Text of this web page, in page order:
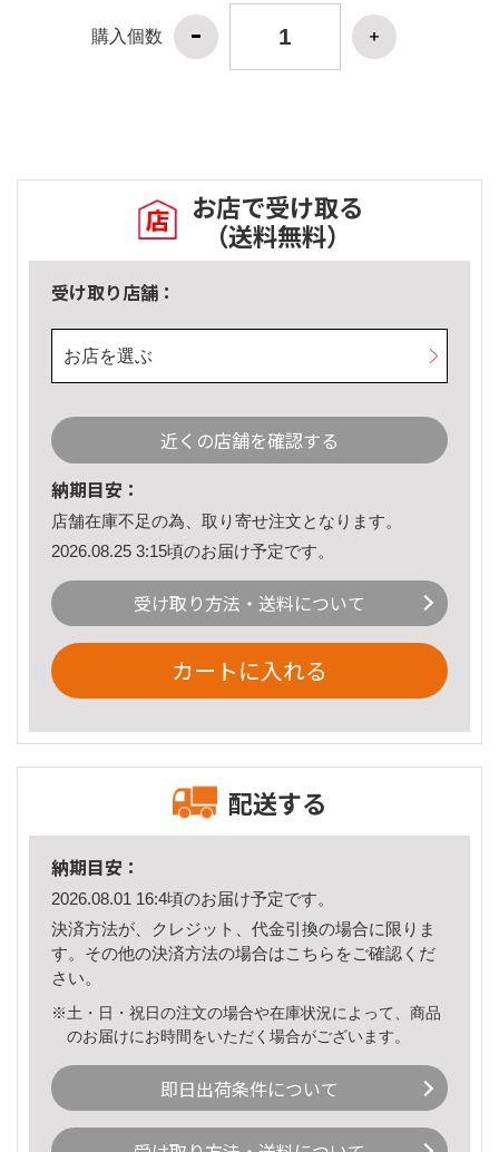
購入個数
お店で受け取る
（送料無料）
受け取り店舗：
お店を選ぶ
近くの店舗を確認する
納期目安：
店舗在庫不足の為、取り寄せ注文となります。
2026.08.25 3:15頃のお届け予定です。
受け取り方法・送料について
カートに入れる
配送する
納期目安：
2026.08.01 16:4頃のお届け予定です。
決済方法が、クレジット、代金引換の場合に限りま
す。その他の決済方法の場合はこちら をご確認くだ
さい。
※土・日・祝日の注文の場合や在庫状況によって、商品
のお届けにお時間をいただく場合がございます。
即日出荷条件について